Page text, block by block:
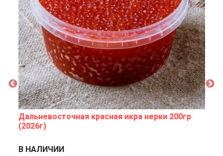
Дальневосточная красная икра нерки 200гр
(2026г)
В НАЛИЧИИ